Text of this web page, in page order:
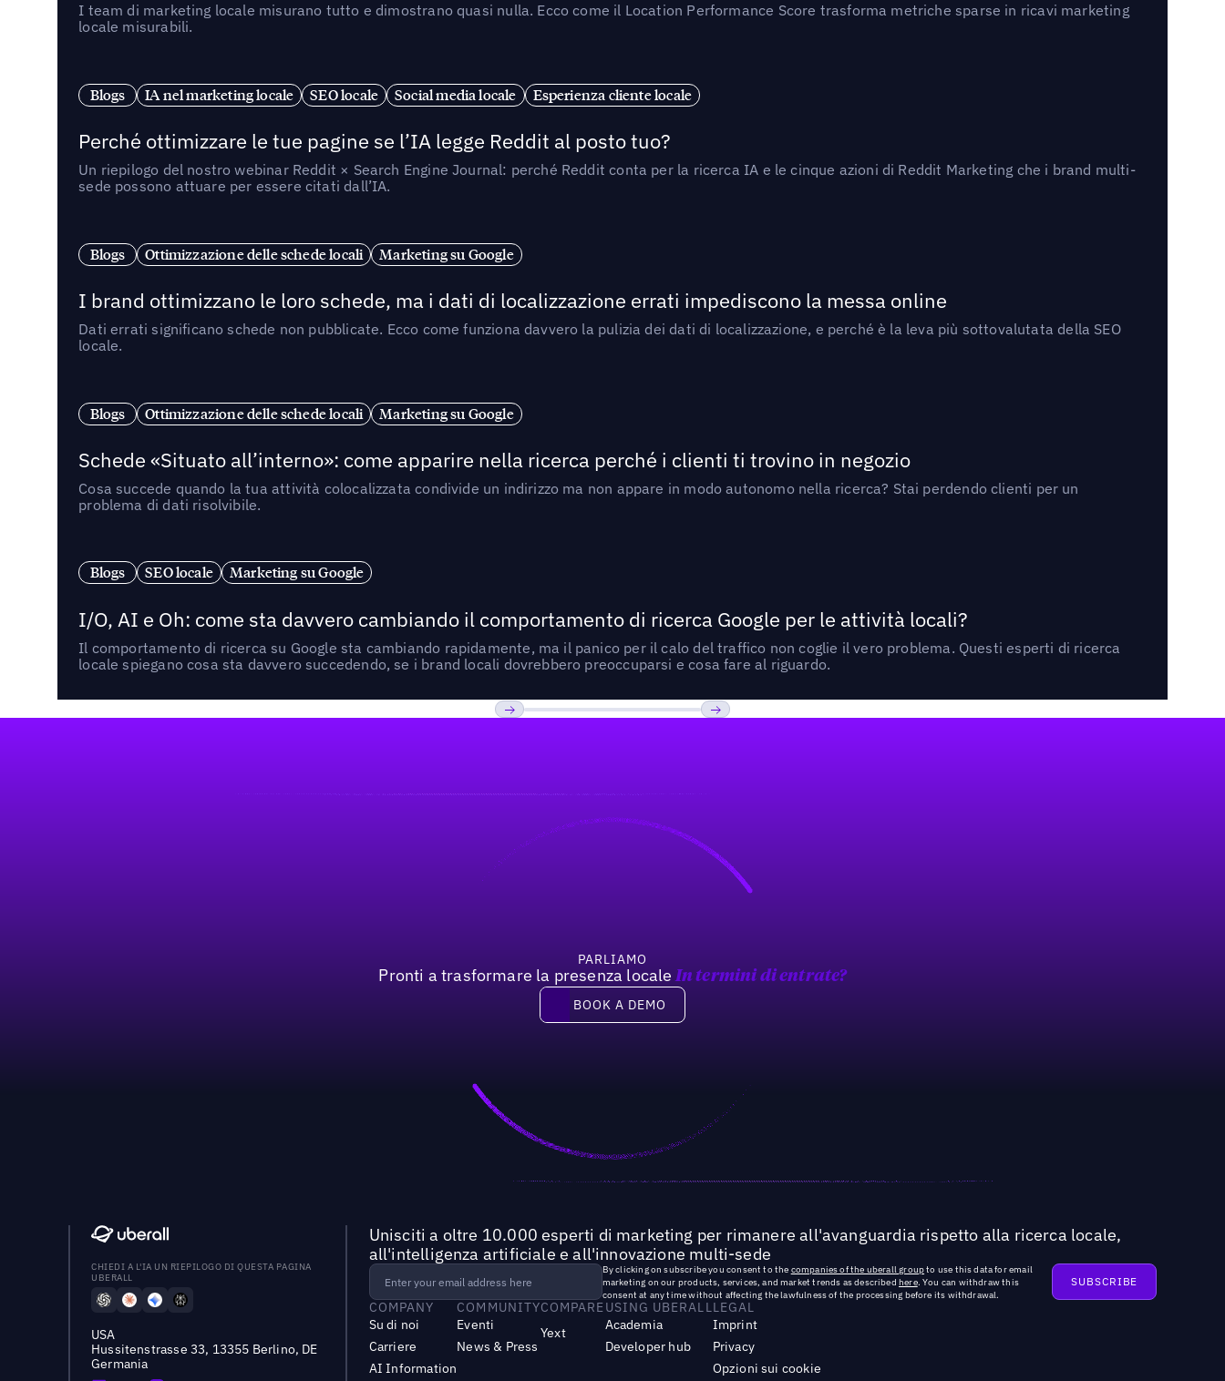
I team di marketing locale misurano tutto e dimostrano quasi nulla. Ecco come il Location Performance Score trasforma metriche sparse in ricavi marketing
locale misurabili.
Blogs IA nel marketing locale SEO locale Social media locale Esperienza cliente locale
Perché ottimizzare le tue pagine se l’IA legge Reddit al posto tuo?
Un riepilogo del nostro webinar Reddit × Search Engine Journal: perché Reddit conta per la ricerca IA e le cinque azioni di Reddit Marketing che i brand multi-
sede possono attuare per essere citati dall’IA.
Blogs Ottimizzazione delle schede locali Marketing su Google
I brand ottimizzano le loro schede, ma i dati di localizzazione errati impediscono la messa online
Dati errati significano schede non pubblicate. Ecco come funziona davvero la pulizia dei dati di localizzazione, e perché è la leva più sottovalutata della SEO
locale.
Blogs Ottimizzazione delle schede locali Marketing su Google
Schede «Situato all’interno»: come apparire nella ricerca perché i clienti ti trovino in negozio
Cosa succede quando la tua attività colocalizzata condivide un indirizzo ma non appare in modo autonomo nella ricerca? Stai perdendo clienti per un
problema di dati risolvibile.
Blogs SEO locale Marketing su Google
I/O, AI e Oh: come sta davvero cambiando il comportamento di ricerca Google per le attività locali?
Il comportamento di ricerca su Google sta cambiando rapidamente, ma il panico per il calo del traffico non coglie il vero problema. Questi esperti di ricerca
locale spiegano cosa sta davvero succedendo, se i brand locali dovrebbero preoccuparsi e cosa fare al riguardo.
PARLIAMO
Pronti a trasformare la presenza locale In termini di entrate?
Book a demo
BOOK A DEMO
CHIEDI A L'IA UN RIEPILOGO DI QUESTA PAGINA
UBERALL
USA
Hussitenstrasse 33, 13355 Berlino, DE
Germania
Unisciti a oltre 10.000 esperti di marketing per rimanere all'avanguardia rispetto alla ricerca locale,
all'intelligenza artificiale e all'innovazione multi-sede
By clicking on subscribe you consent to the companies of the uberall groupto use this data for email
marketing on our products, services, and market trends as described here. You can withdraw this
consent at any time without affecting the lawfulness of the processing before its withdrawal.
COMPANY
Su di noi
Carriere
AI Information
COMMUNITY
Eventi
News & Press
COMPARE
Yext
USING UBERALL
Academia
Developer hub
LEGAL
Imprint
Privacy
Opzioni sui cookie